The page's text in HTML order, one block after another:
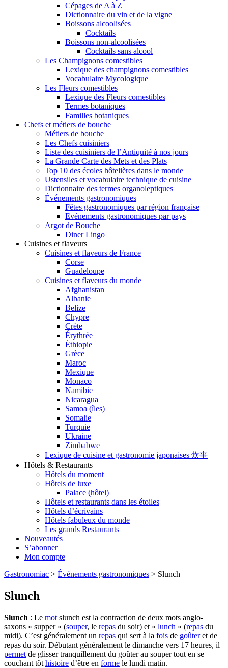
Cépages de A à Z
Dictionnaire du vin et de la vigne
Boissons alcoolisées
Cocktails
Boissons non-alcoolisées
Cocktails sans alcool
Les Champignons comestibles
Lexique des champignons comestibles
Vocabulaire Mycologique
Les Fleurs comestibles
Lexique des Fleurs comestibles
Termes botaniques
Familles botaniques
Chefs et métiers de bouche
Métiers de bouche
Les Chefs cuisiniers
Liste des cuisiniers de l’Antiquité à nos jours
La Grande Carte des Mets et des Plats
Top 10 des écoles hôtelières dans le monde
Ustensiles et vocabulaire technique de cuisine
Dictionnaire des termes organoleptiques
Événements gastronomiques
Fêtes gastronomiques par région française
Evénements gastronomiques par pays
Argot de Bouche
Diner Lingo
Cuisines et flaveurs
Cuisines et flaveurs de France
Corse
Guadeloupe
Cuisines et flaveurs du monde
Afghanistan
Albanie
Belize
Chypre
Crète
Érythrée
Éthiopie
Grèce
Maroc
Mexique
Monaco
Namibie
Nicaragua
Samoa (îles)
Somalie
Turquie
Ukraine
Zimbabwe
Lexique de cuisine et gastronomie japonaises 炊事
Hôtels & Restaurants
Hôtels du moment
Hôtels de luxe
Palace (hôtel)
Hôtels et restaurants dans les étoiles
Hôtels d’écrivains
Hôtels fabuleux du monde
Les grands Restaurants
Nouveautés
S’abonner
Mon compte
Gastronomiac > Événements gastronomiques > Slunch
Slunch
Slunch : Le mot slunch est la contraction de deux mots anglo-
saxons « supper » (souper, le repas du soir) et « lunch » (repas du
midi). C’est généralement un repas qui sert à la fois de goûteret de
repas du soir. Débutant généralement le dimanche vers 17 heures, il
permet de glisser tranquillement du goûter au souper tout en se
couchant tôt histoire d’être en forme le lundi matin.